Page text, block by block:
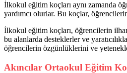
İlkokul eğitim koçları aynı zamanda
yardımcı olurlar. Bu koçlar,
İlkokul eğitim koçları, öğrencilerin
bu alanlarda desteklerler ve
öğrencilerin özgünlüklerini ve
Akıncılar Ortaokul Eğitim